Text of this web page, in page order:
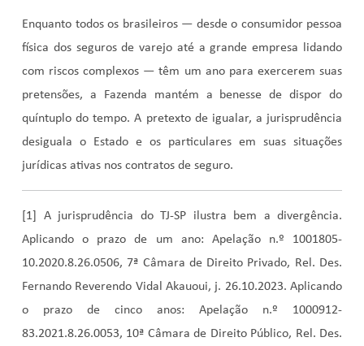
Enquanto todos os brasileiros — desde o consumidor pessoa
física dos seguros de varejo até a grande empresa lidando
com riscos complexos — têm um ano para exercerem suas
pretensões, a Fazenda mantém a benesse de dispor do
quíntuplo do tempo. A pretexto de igualar, a jurisprudência
desiguala o Estado e os particulares em suas situações
jurídicas ativas nos contratos de seguro.
[1] A jurisprudência do TJ-SP ilustra bem a divergência.
Aplicando o prazo de um ano: Apelação n.º 1001805-
10.2020.8.26.0506, 7ª Câmara de Direito Privado, Rel. Des.
Fernando Reverendo Vidal Akauoui, j. 26.10.2023. Aplicando
o prazo de cinco anos: Apelação n.º 1000912-
83.2021.8.26.0053, 10ª Câmara de Direito Público, Rel. Des.